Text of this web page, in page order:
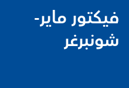
فيكتور ماير-
شونبرغر